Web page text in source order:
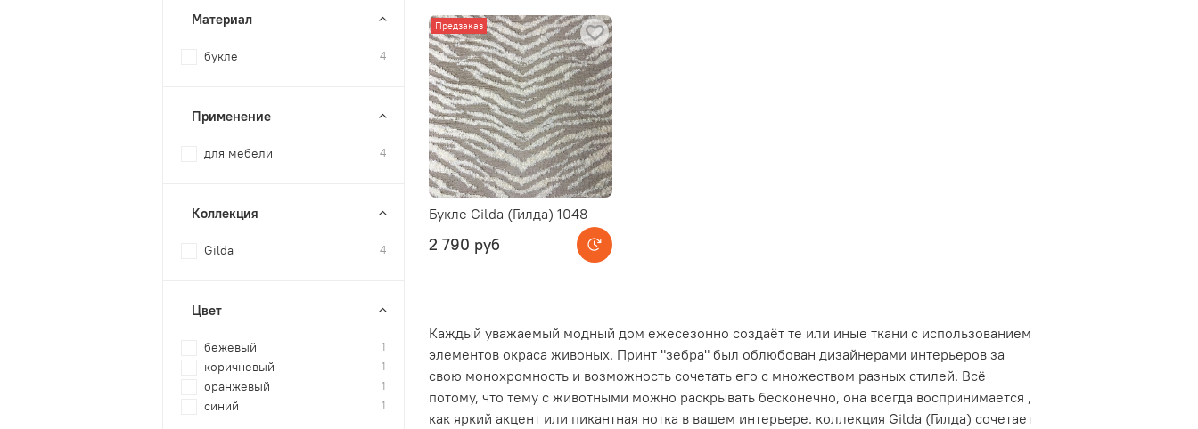
Предзаказ
Букле Gilda (Гилда) 1048
2 790 руб
Каждый уважаемый модный дом ежесезонно создаёт те или иные ткани с использованием
элементов окраса живоных. Принт "зебра" был облюбован дизайнерами интерьеров за
свою монохромность и возможность сочетать его с множеством разных стилей. Всё
потому, что тему с животными можно раскрывать бесконечно, она всегда воспринимается ,
как яркий акцент или пикантная нотка в вашем интерьере. коллекция Gilda (Гилда) сочетает
Материал
букле 4
Применение
для мебели 4
Коллекция
Gilda 4
Цвет
бежевый 1
коричневый 1
оранжевый 1
синий 1